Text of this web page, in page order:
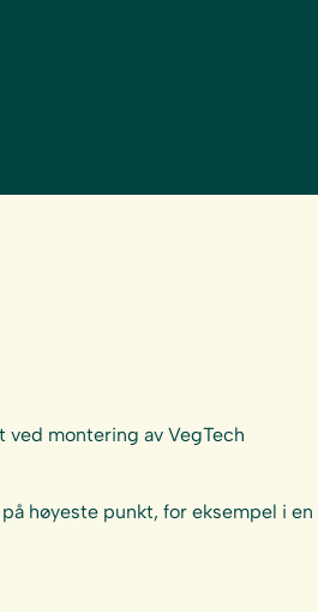
montering av VegTech
høyeste punkt, for eksempel i en